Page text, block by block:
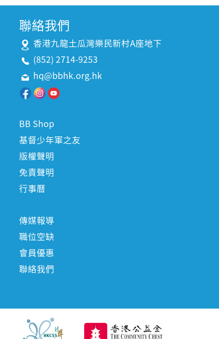
聯絡我們
香港九龍土瓜灣樂民新村A座地下
(852) 2714-9253
hq@bbhk.org.hk
BB Shop
基督少年軍之友
版權聲明
免責聲明
行事曆
傳媒報導
職位空缺
會員優惠
聯絡我們